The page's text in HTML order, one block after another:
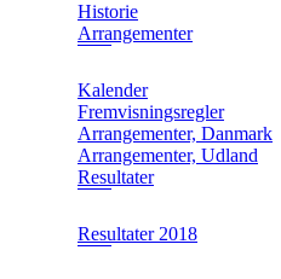
Historie
Arrangementer
Kalender
Fremvisningsregler
Arrangementer, Danmark
Arrangementer, Udland
Resultater
Resultater 2018